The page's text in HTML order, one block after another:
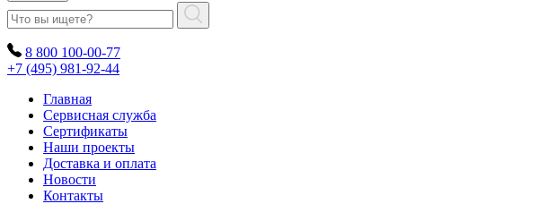
8 800 100-00-77
+7 (495) 981-92-44
Главная
Сервисная служба
Сертификаты
Наши проекты
Доставка и оплата
Новости
Контакты